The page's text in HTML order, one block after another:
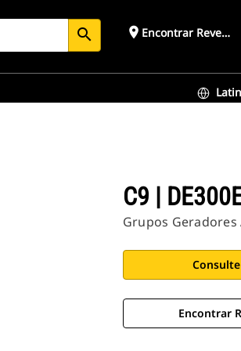
search place Encontrar
C9 |
Grupos Geradores
Encontrar